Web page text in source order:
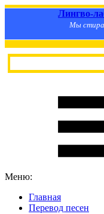
Лингво-
Мы
Меню:
Главная
Перевод песен